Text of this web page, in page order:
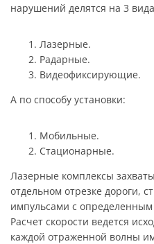
нарушений делятся на 3
Лазерные.
Радарные.
Видеофиксирующие.
А по способу установки:
Мобильные.
Стационарные.
Лазерные комплексы
отдельном отрезке дороги,
импульсами с
Расчет скорости ведется
каждой отраженной волны